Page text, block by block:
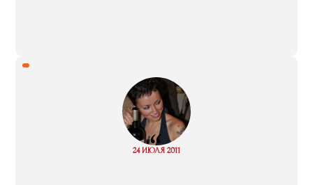
“
24 ИЮЛЯ 2011
Read